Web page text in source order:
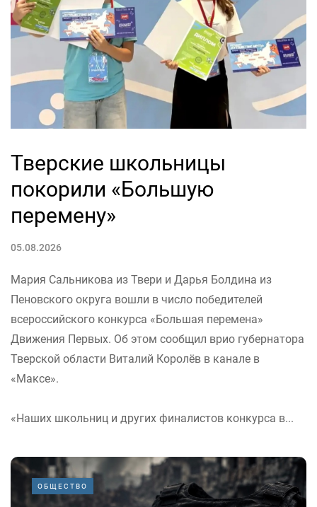
Тверские школьницы
покорили «Большую
перемену»
05.08.2026
Мария Сальникова из Твери и Дарья Болдина из
Пеновского округа вошли в число победителей
всероссийского конкурса «Большая перемена»
Движения Первых. Об этом сообщил врио губернатора
Тверской области Виталий Королёв в канале в
«Максе».
«Наших школьниц и других финалистов конкурса в...
ОБЩЕСТВО